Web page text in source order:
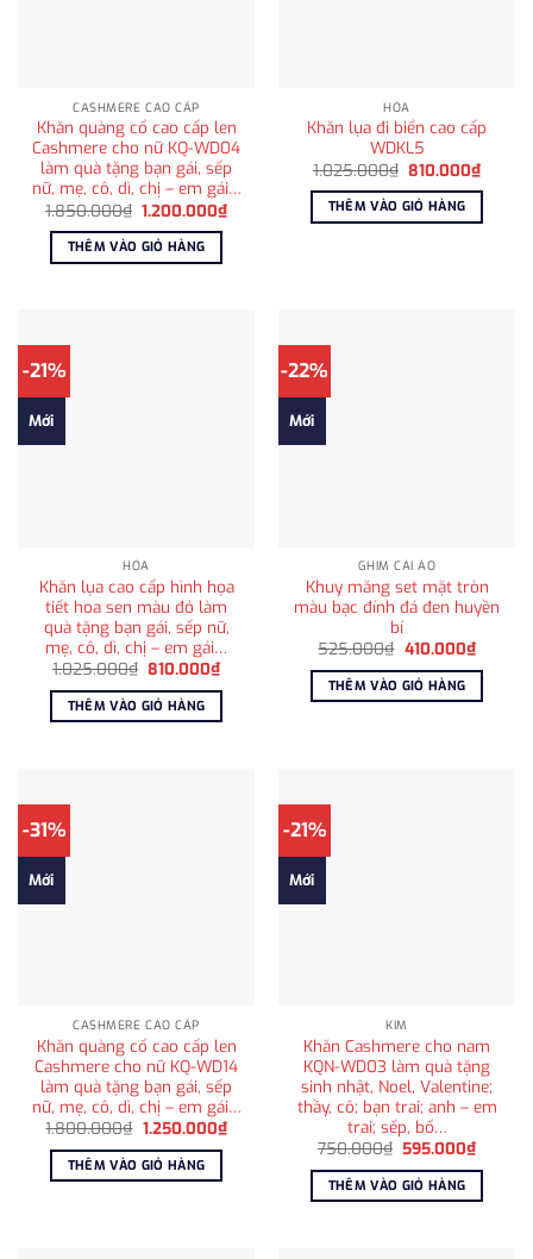
CASHMERE CAO CẤP
Khăn quàng cổ cao cấp len
Cashmere cho nữ KQ-WD04
làm quà tặng bạn gái, sếp
nữ, mẹ, cô, dì, chị – em gái…
1.850.000₫ Giá
là:
1.850.000₫.
1.200.000₫Giá
hiện
THÊM VÀO GIỎ HÀNG
HỎA
Khăn lụa đi biển cao cấp
WDKL5
1.025.000₫ Giá
là:
1.025.000₫.
810.000₫Giá
hiện
tại
THÊM VÀO GIỎ HÀNG
-21%
Mới
HỎA
Khăn lụa cao cấp hình họa
tiết hoa sen màu đỏ làm
quà tặng bạn gái, sếp nữ,
mẹ, cô, dì, chị – em gái…
1.025.000₫ Giá
là:
1.025.000₫.
810.000₫Giá
hiện
tại
810.000₫.
THÊM VÀO GIỎ HÀNG
-22%
Mới
GHIM CÀI ÁO
Khuy măng set mặt tròn
màu bạc đính đá đen huyền
bí
525.000₫ Giá
là:
525.000₫.
410.000₫Giá
hiện
tại
THÊM VÀO GIỎ HÀNG
-31%
Mới
CASHMERE CAO CẤP
Khăn quàng cổ cao cấp len
Cashmere cho nữ KQ-WD14
làm quà tặng bạn gái, sếp
nữ, mẹ, cô, dì, chị – em gái…
1.800.000₫ Giá
là:
1.800.000₫.
1.250.000₫Giá
hiện
THÊM VÀO GIỎ HÀNG
-21%
Mới
KIM
Khăn Cashmere cho nam
KQN-WD03 làm quà tặng
sinh nhật, Noel, Valentine;
thầy, cô; bạn trai; anh – em
trai; sếp, bố…
750.000₫ Giá
là:
750.000₫.
595.000₫Giá
hiện
tại
THÊM VÀO GIỎ HÀNG